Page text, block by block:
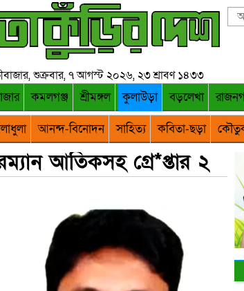
শুক্রবার, ৭ আগস্ট ২০২৬, ২৩ শ্রাবণ ১৪৩৩
কমলগঞ্জ শ্রীমঙ্গল কুলাউড়া বড়লেখা
আনন্দ-বিনোদন সাহিত্য কবিতা-ছড়া
আতিকসহ গ্রে*প্তার ২